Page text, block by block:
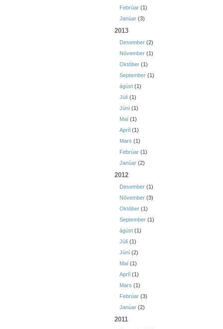
Febrúar (1)
Janúar (3)
2013
Desember (2)
Nóvember (1)
Október (1)
September (1)
ágúst (1)
Júlí (1)
Júní (1)
Maí (1)
Apríl (1)
Mars (1)
Febrúar (1)
Janúar (2)
2012
Desember (1)
Nóvember (3)
Október (1)
September (1)
ágúst (1)
Júlí (1)
Júní (2)
Maí (1)
Apríl (1)
Mars (1)
Febrúar (3)
Janúar (2)
2011